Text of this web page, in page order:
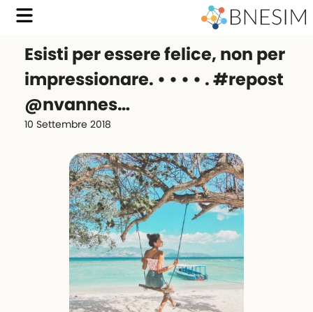
Esisti per essere felice, non per
impressionare. • • • • . #repost
@nvannes…
10 Settembre 2018